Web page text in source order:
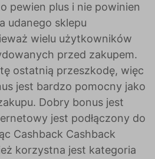
pewien plus i nie powinien
udanego sklepu
wielu użytkowników
przed zakupem.
ostatnią przeszkodę, więc
jest bardzo pomocny jako
Dobry bonus jest
jest podłączony do
Cashback Cashback
korzystna jest kategoria